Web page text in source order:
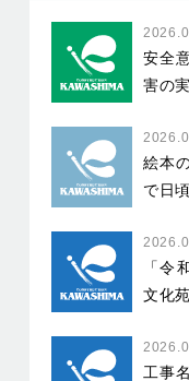
安全
害の
絵本
で日
「
文化
工事